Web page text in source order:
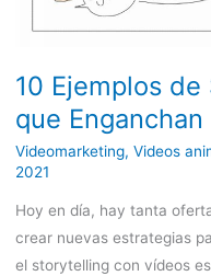
10 Ejemplos
que
Videomarketing, Videos
2021
Hoy en día, hay tanta
crear nuevas estrategias
el storytelling con vídeos